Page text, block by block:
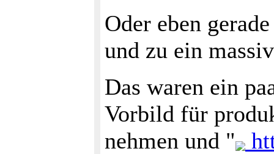
Oder eben
und zu ein
Das waren ein
Vorbild für
nehmen und "